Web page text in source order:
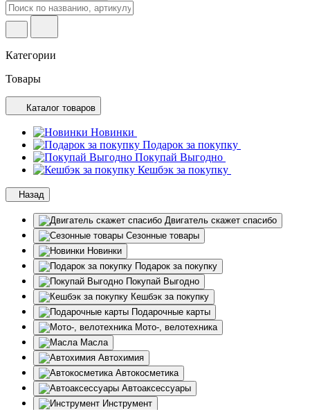
Категории
Товары
Каталог товаров
Новинки
Подарок за покупку
Покупай Выгодно
Кешбэк за покупку
Назад
Двигатель скажет спасибо
Сезонные товары
Новинки
Подарок за покупку
Покупай Выгодно
Кешбэк за покупку
Подарочные карты
Мото-, велотехника
Масла
Автохимия
Автокосметика
Автоаксессуары
Инструмент